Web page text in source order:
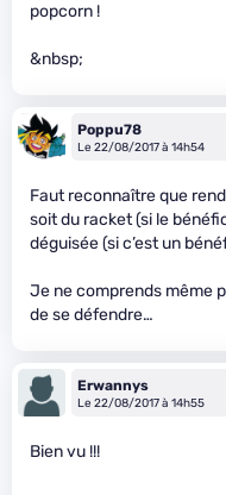
popcorn !
&nbsp;
Poppu78
Le 22/08/2017 à 14h54
Faut reconnaître que
soit du racket (si le
déguisée (si c’est un
Je ne comprends même
de se défendre…
Erwannys
Le 22/08/2017 à 14h55
Bien vu !!!